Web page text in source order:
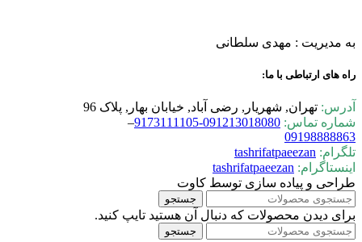
به مدیریت : مهدی سلطانی
راه های ارتباطی با ما:
آدرس: تهران, شهریار, رضی آباد, خیابان بهار, پلاک 96
شماره تماس:
091213018080-9173111105
–
09198888863
تلگرام: tashrifatpaeezan
اینستاگرام: tashrifatpaeezan
طراحی و پیاده سازی توسط کاوت
جستجو
برای دیدن محصولات که دنبال آن هستید تایپ کنید.
جستجو